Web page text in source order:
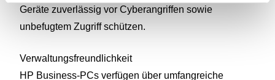
Geräte zuverlässig vor Cyberangriffen sowie
unbefugtem Zugriff schützen.
Verwaltungsfreundlichkeit
HP Business‑PCs verfügen über umfangreiche